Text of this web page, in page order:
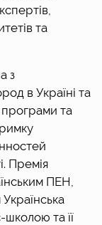
та
з
в Україні та
програми та
Премія
ПЕН,
та її